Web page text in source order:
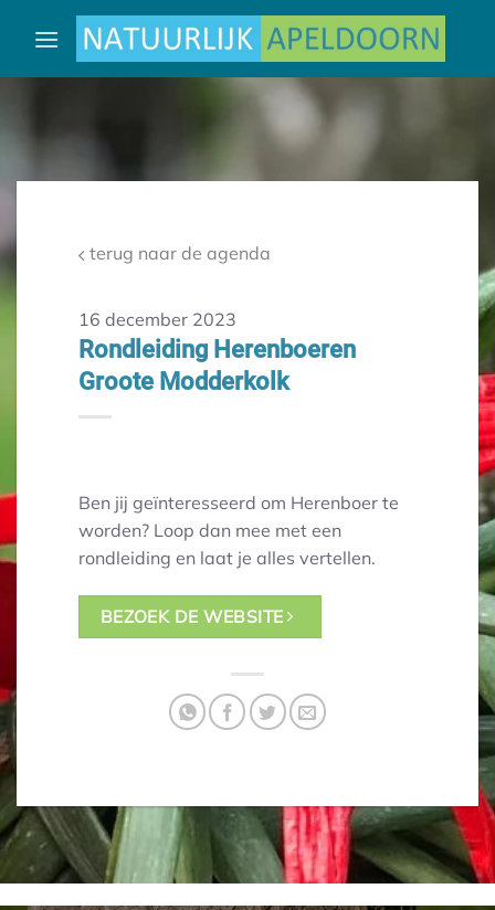
naar
terug naar de agenda
16 december 2023
Rondleiding Herenboeren
Groote Modderkolk
Ben jij geïnteresseerd om Herenboer te
worden? Loop dan mee met een
rondleiding en laat je alles vertellen.
BEZOEK DE WEBSITE